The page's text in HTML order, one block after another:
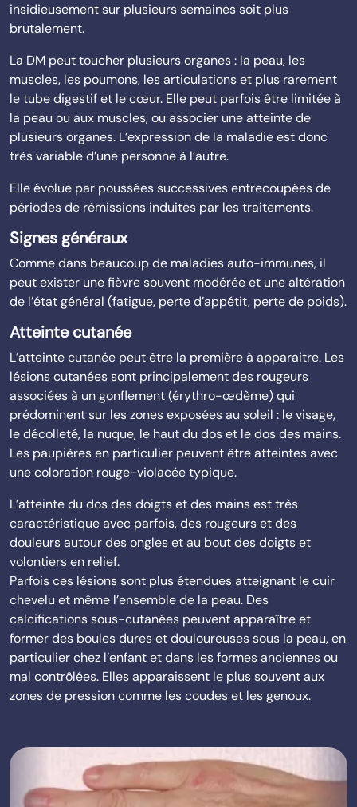
insidieusement sur plusieurs semaines soit plus
brutalement.
La DM peut toucher plusieurs organes : la peau, les
muscles, les poumons, les articulations et plus rarement
le tube digestif et le cœur. Elle peut parfois être limitée à
la peau ou aux muscles, ou associer une atteinte de
plusieurs organes. L’expression de la maladie est donc
très variable d’une personne à l’autre.
Elle évolue par poussées successives entrecoupées de
périodes de rémissions induites par les traitements.
Signes généraux
Comme dans beaucoup de maladies auto-immunes, il
peut exister une fièvre souvent modérée et une altération
de l’état général (fatigue, perte d’appétit, perte de poids).
Atteinte cutanée
L’atteinte cutanée peut être la première à apparaitre. Les
lésions cutanées sont principalement des rougeurs
associées à un gonflement (érythro-œdème) qui
prédominent sur les zones exposées au soleil : le visage,
le décolleté, la nuque, le haut du dos et le dos des mains.
Les paupières en particulier peuvent être atteintes avec
une coloration rouge-violacée typique.
L’atteinte du dos des doigts et des mains est très
caractéristique avec parfois, des rougeurs et des
douleurs autour des ongles et au bout des doigts et
volontiers en relief.
Parfois ces lésions sont plus étendues atteignant le cuir
chevelu et même l’ensemble de la peau. Des
calcifications sous-cutanées peuvent apparaître et
former des boules dures et douloureuses sous la peau, en
particulier chez l’enfant et dans les formes anciennes ou
mal contrôlées. Elles apparaissent le plus souvent aux
zones de pression comme les coudes et les genoux.